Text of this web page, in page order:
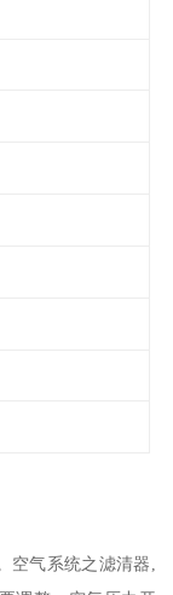
空气系统之滤清器,